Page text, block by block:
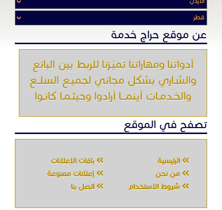
عن موقع حراج خدمة
أدواتنا ومهاراتنا تميّـزنا للربط بين البائع
والشـاري بشكل مجاني لجميـع السلــع
والخـدمـات أينمـــا أرادوا وحيثـمـا كانـوا
تصفح في الموقع
الرئيسية
باقات الإعلانات
من نحن
إعلانات ممنوعة
شروط الاستخدام
اتصل بنا